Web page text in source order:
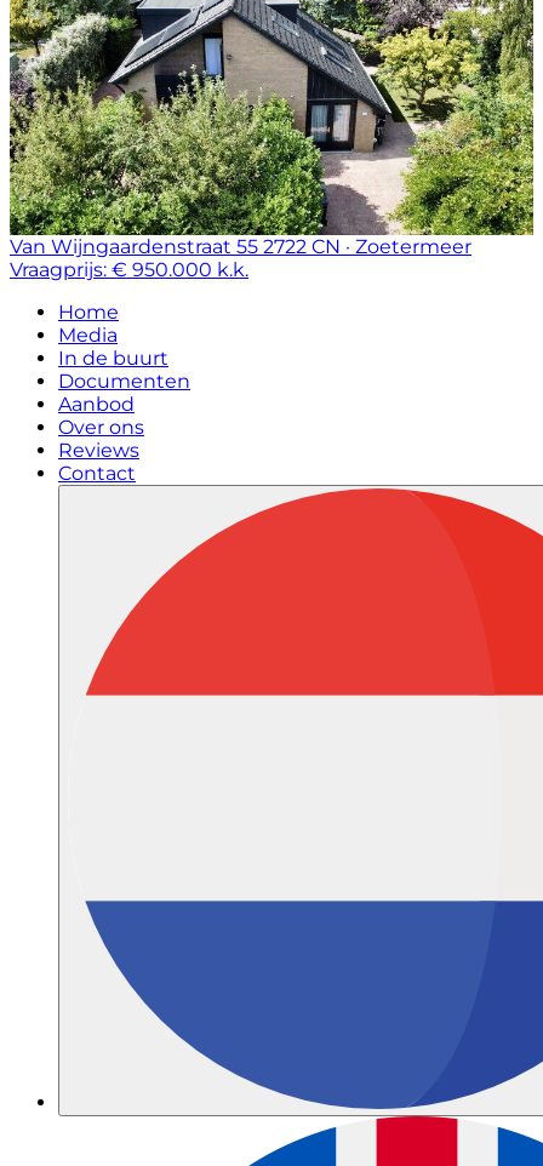
Van Wijngaardenstraat 55 2722 CN · Zoetermeer
Vraagprijs: € 950.000 k.k.
Home
Media
In de buurt
Documenten
Aanbod
Over ons
Reviews
Contact